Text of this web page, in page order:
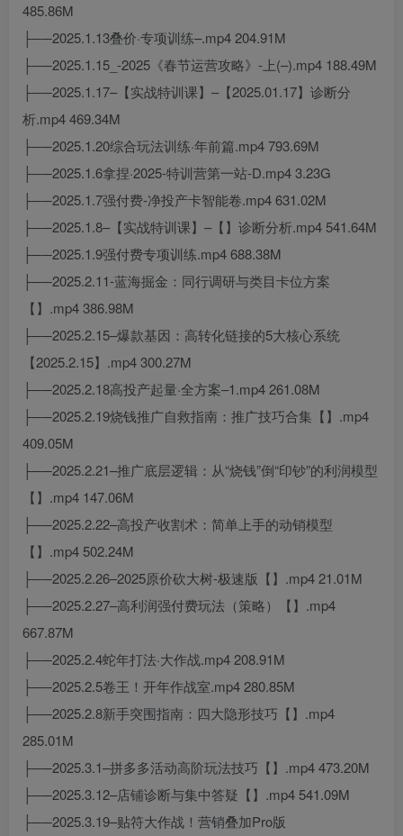
485.86M
├──2025.1.13叠价·专项训练–.mp4 204.91M
├──2025.1.15_-2025《春节运营攻略》-上(–).mp4 188.49M
├──2025.1.17–【实战特训课】–【2025.01.17】诊断分
析.mp4 469.34M
├──2025.1.20综合玩法训练·年前篇.mp4 793.69M
├──2025.1.6拿捏·2025-特训营第一站-D.mp4 3.23G
├──2025.1.7强付费-净投产卡智能卷.mp4 631.02M
├──2025.1.8–【实战特训课】–【】诊断分析.mp4 541.64M
├──2025.1.9强付费专项训练.mp4 688.38M
├──2025.2.11-蓝海掘金：同行调研与类目卡位方案
【】.mp4 386.98M
├──2025.2.15–爆款基因：高转化链接的5大核心系统
【2025.2.15】.mp4 300.27M
├──2025.2.18高投产起量·全方案–1.mp4 261.08M
├──2025.2.19烧钱推广自救指南：推广技巧合集【】.mp4
409.05M
├──2025.2.21–推广底层逻辑：从“烧钱”倒“印钞”的利润模型
【】.mp4 147.06M
├──2025.2.22–高投产收割术：简单上手的动销模型
【】.mp4 502.24M
├──2025.2.26–2025原价砍大树-极速版【】.mp4 21.01M
├──2025.2.27–高利润强付费玩法（策略）【】.mp4
667.87M
├──2025.2.4蛇年打法·大作战.mp4 208.91M
├──2025.2.5卷王！开年作战室.mp4 280.85M
├──2025.2.8新手突围指南：四大隐形技巧【】.mp4
285.01M
├──2025.3.1–拼多多活动高阶玩法技巧【】.mp4 473.20M
├──2025.3.12–店铺诊断与集中答疑【】.mp4 541.09M
├──2025.3.19–贴符大作战！营销叠加Pro版